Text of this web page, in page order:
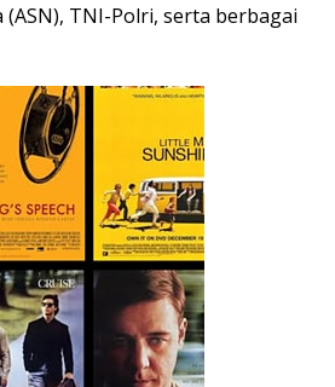
TNI-Polri, serta berbagai